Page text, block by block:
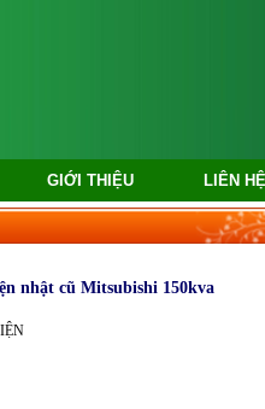
GIỚI THIỆU LIÊN HỆ
nhật cũ Mitsubishi 150kva